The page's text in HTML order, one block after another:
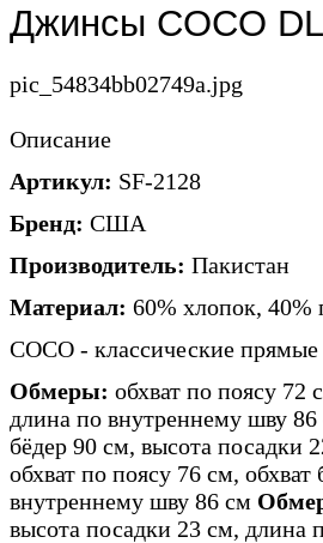
Джинсы COCO
pic_54834bb02749a.jpg
Описание
Артикул: SF-2128
Бренд: США
Производитель: Пакистан
Материал: 60% хлопок, 40%
COCO - классические
Обмеры: обхват по поясу 72
длина по внутреннему шву 86
бёдер 90 см, высота
обхват по поясу 76 см,
внутреннему шву 86 см
высота посадки 23 см, длина